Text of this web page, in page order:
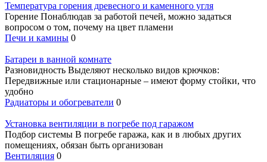
Температура горения древесного и каменного угля
Горение Понаблюдав за работой печей, можно задаться
вопросом о том, почему на цвет пламени
Печи и камины 0
Батареи в ванной комнате
Разновидность Выделяют несколько видов крючков:
Передвижные или стационарные – имеют форму стойки, что
удобно
Радиаторы и обогреватели 0
Установка вентиляции в погребе под гаражом
Подбор системы В погребе гаража, как и в любых других
помещениях, обязан быть организован
Вентиляция 0